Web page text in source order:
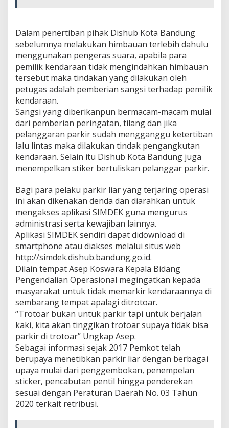
Dalam penertiban pihak Dishub Kota Bandung
sebelumnya melakukan himbauan terlebih dahulu
menggunakan pengeras suara, apabila para
pemilik kendaraan tidak mengindahkan himbauan
tersebut maka tindakan yang dilakukan oleh
petugas adalah pemberian sangsi terhadap pemilik
kendaraan.
Sangsi yang diberikanpun bermacam-macam mulai
dari pemberian peringatan, tilang dan jika
pelanggaran parkir sudah mengganggu ketertiban
lalu lintas maka dilakukan tindak pengangkutan
kendaraan. Selain itu Dishub Kota Bandung juga
menempelkan stiker bertuliskan pelanggar parkir.
Bagi para pelaku parkir liar yang terjaring operasi
ini akan dikenakan denda dan diarahkan untuk
mengakses aplikasi SIMDEK guna mengurus
administrasi serta kewajiban lainnya.
Aplikasi SIMDEK sendiri dapat didownload di
smartphone atau diakses melalui situs web
http://simdek.dishub.bandung.go.id.
Dilain tempat Asep Koswara Kepala Bidang
Pengendalian Operasional megingatkan kepada
masyarakat untuk tidak memarkir kendaraannya di
sembarang tempat apalagi ditrotoar.
“Trotoar bukan untuk parkir tapi untuk berjalan
kaki, kita akan tinggikan trotoar supaya tidak bisa
parkir di trotoar” Ungkap Asep.
Sebagai informasi sejak 2017 Pemkot telah
berupaya menetibkan parkir liar dengan berbagai
upaya mulai dari penggembokan, penempelan
sticker, pencabutan pentil hingga penderekan
sesuai dengan Peraturan Daerah No. 03 Tahun
2020 terkait retribusi.